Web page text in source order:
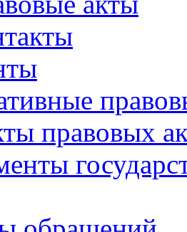
правовых